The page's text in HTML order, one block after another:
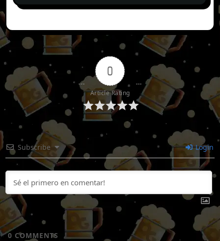
0
Article Rating
Subscribe Login
0 COMMENTS